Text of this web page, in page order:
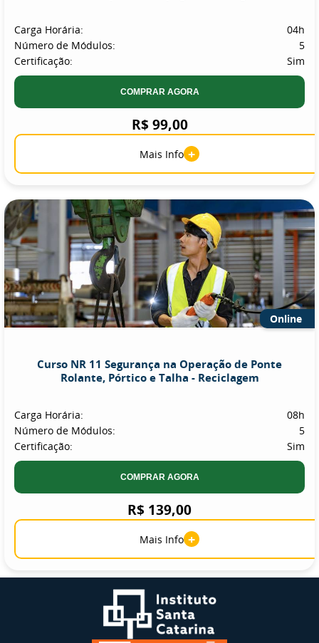
Carga Horária:
04h
Número de Módulos:
5
Certificação:
Sim
COMPRAR AGORA
R$ 99,00
Mais Info +
Online
Curso NR 11 Segurança na Operação de Ponte
Rolante, Pórtico e Talha - Reciclagem
Carga Horária:
08h
Número de Módulos:
5
Certificação:
Sim
COMPRAR AGORA
R$ 139,00
Mais Info +